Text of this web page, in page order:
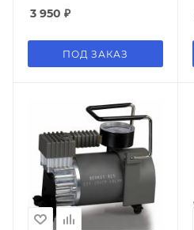
3 950 ₽
ПОД ЗАКАЗ